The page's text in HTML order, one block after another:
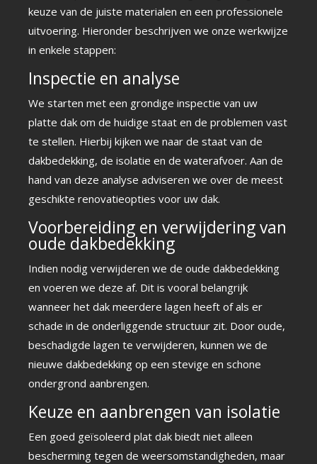
keuze van de juiste materialen en een professionele
uitvoering. Hieronder beschrijven we onze werkwijze
in enkele stappen:
Inspectie en analyse
We starten met een grondige inspectie van uw
platte dak om de huidige staat en de problemen vast
te stellen. Hierbij kijken we naar de staat van de
dakbedekking, de isolatie en de waterafvoer. Aan de
hand van deze analyse adviseren we over de meest
geschikte renovatieopties voor uw dak.
Voorbereiding en verwijdering van
oude dakbedekking
Indien nodig verwijderen we de oude dakbedekking
en voeren we deze af. Dit is vooral belangrijk
wanneer het dak meerdere lagen heeft of als er
schade in de onderliggende structuur zit. Door oude,
beschadigde lagen te verwijderen, kunnen we de
nieuwe dakbedekking op een stevige en schone
ondergrond aanbrengen.
Keuze en aanbrengen van isolatie
Een goed geïsoleerd plat dak biedt niet alleen
bescherming tegen de weersomstandigheden, maar